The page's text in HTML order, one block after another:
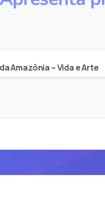
Amazônia – Vida e Arte